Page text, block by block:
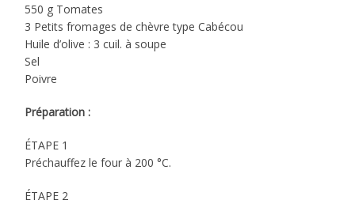
550 g Tomates
3 Petits fromages de chèvre type Cabécou
Huile d’olive : 3 cuil. à soupe
Sel
Poivre
Préparation :
ÉTAPE 1
Préchauffez le four à 200 °C.
ÉTAPE 2